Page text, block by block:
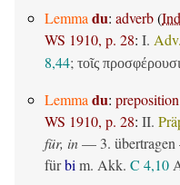
Lemma du: adverb(
WS 1910, p. 28: I. Adv.
8,44; τοῖς
Lemma du:
WS 1910, p. 28: II.
für, in— 3. übertragen
fürbi m. Akk. C 4,10